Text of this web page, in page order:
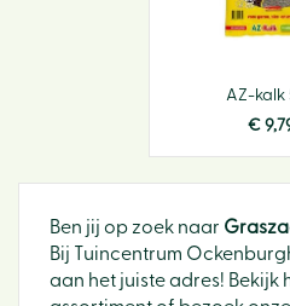
AZ-kalk
€ 9,
Ben jij op zoek naar
Bij Tuincentrum
aan het juiste adres! Bekijk